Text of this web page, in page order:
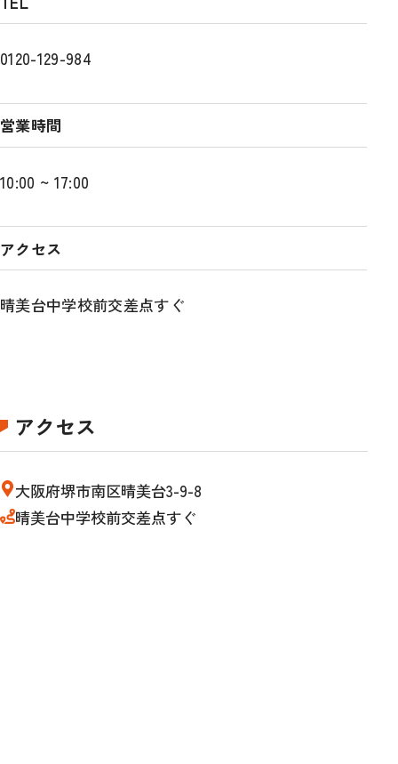
0120-129-984
営業時間
10:00 ~ 17:00
アクセス
晴美台中学校前交差点すぐ
アクセス
大阪府堺市南区晴美台3-9-8
晴美台中学校前交差点すぐ